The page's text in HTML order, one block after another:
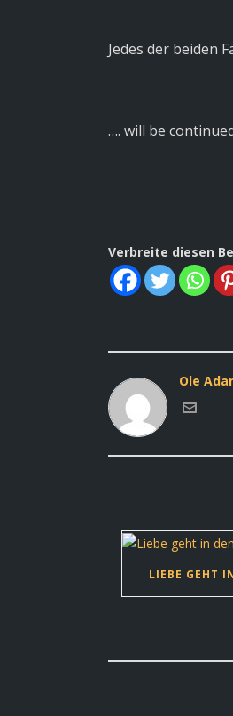
Jedes der beiden
…. will be
Verbreite diesen
Ole
LIEBE GEHT